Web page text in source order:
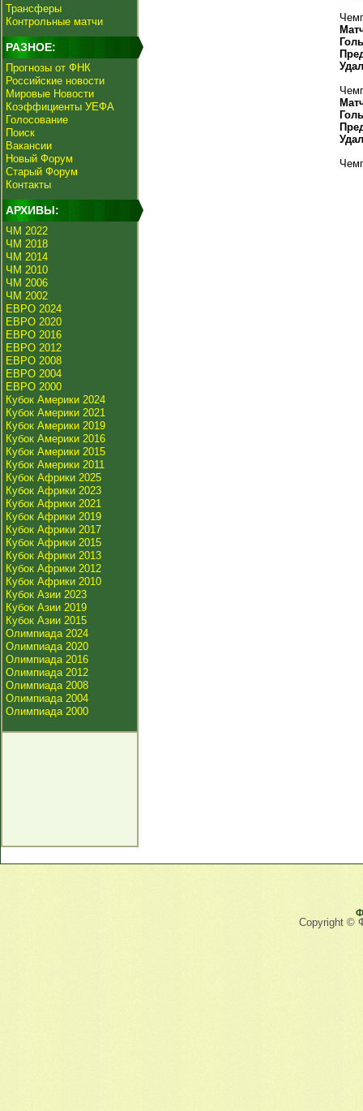
Трансферы
Контрольные матчи
РАЗНОЕ:
Прогнозы от ФНК
Российские новости
Мировые Новости
Коэффициенты УЕФА
Голосование
Поиск
Вакансии
Новый Форум
Старый Форум
Контакты
АРХИВЫ:
ЧМ 2022
ЧМ 2018
ЧМ 2014
ЧМ 2010
ЧМ 2006
ЧМ 2002
ЕВРО 2024
ЕВРО 2020
ЕВРО 2016
ЕВРО 2012
ЕВРО 2008
ЕВРО 2004
ЕВРО 2000
Кубок Америки 2024
Кубок Америки 2021
Кубок Америки 2019
Кубок Америки 2016
Кубок Америки 2015
Кубок Америки 2011
Кубок Африки 2025
Кубок Африки 2023
Кубок Африки 2021
Кубок Африки 2019
Кубок Африки 2017
Кубок Африки 2015
Кубок Африки 2013
Кубок Африки 2012
Кубок Африки 2010
Кубок Азии 2023
Кубок Азии 2019
Кубок Азии 2015
Олимпиада 2024
Олимпиада 2020
Олимпиада 2016
Олимпиада 2012
Олимпиада 2008
Олимпиада 2004
Олимпиада 2000
Copyright ©